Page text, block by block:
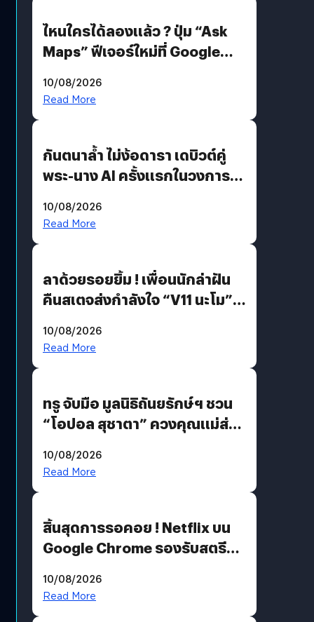
ไหนใครได้ลองแล้ว ? ปุ่ม “Ask
Maps” ฟีเจอร์ใหม่ที่ Google
คุยกับแผนที่ได้แล้ว
10/08/2026
Read More
กันตนาล้ำ ไม่ง้อดารา เดบิวต์คู่
พระ-นาง AI ครั้งแรกในวงการ
10/08/2026
Read More
ลาด้วยรอยยิ้ม ! เพื่อนนักล่าฝัน
คืนสเตจส่งกำลังใจ “V11 นะโม”
รักแน่นฮอลล์
10/08/2026
Read More
ทรู จับมือ มูลนิธิถันยรักษ์ฯ ชวน
“โอปอล สุชาตา” ควงคุณแม่ส่ง
เติมเต็มความหมายวันแม่ปีนี้
10/08/2026
Read More
สิ้นสุดการรอคอย ! Netflix บน
Google Chrome รองรับสตรีม
เงื่อนไขที่กำหนด
10/08/2026
Read More